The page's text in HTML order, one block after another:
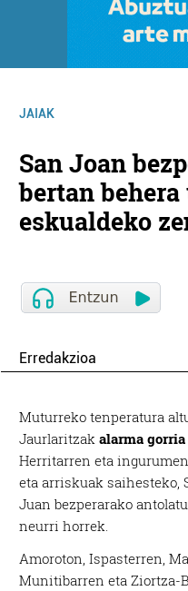
JAIAK
San Joan
bertan
eskualdeko
Erredakzioa
Muturreko tenperatura
Jaurlaritzakalarma
Herritarren eta
eta arriskuak saihesteko,
Juan bezperarako
neurri horrek.
Amoroton, Ispasterren,
Munitibarren eta Ziortza-